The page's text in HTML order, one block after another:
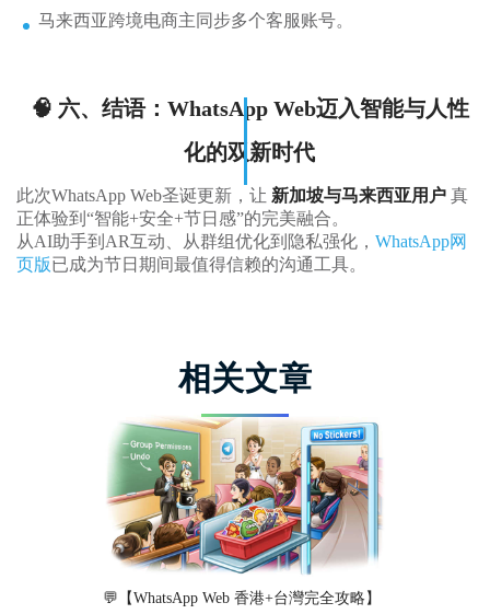
马来西亚跨境电商主同步多个客服账号。
🧠 六、结语：WhatsApp Web迈入智能与人性
化的双新时代
此次WhatsApp Web圣诞更新，让 新加坡与马来西亚用户 真
正体验到“智能+安全+节日感”的完美融合。
从AI助手到AR互动、从群组优化到隐私强化， WhatsApp网
页版已成为节日期间最值得信赖的沟通工具。
相关文章
💬【WhatsApp Web 香港+台灣完全攻略】